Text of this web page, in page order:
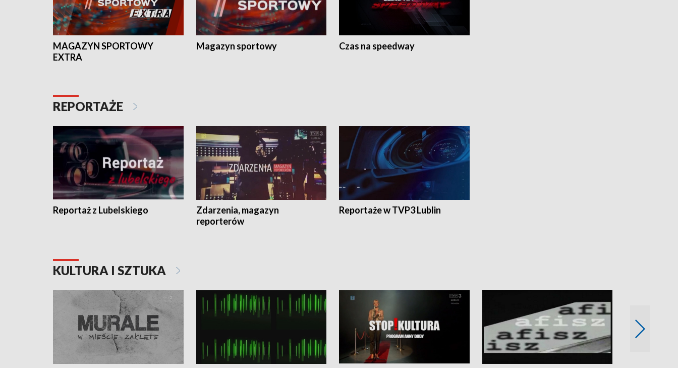
MAGAZYN SPORTOWY
EXTRA
Magazyn sportowy Czas na speedway
REPORTAŻE
Reportaż z Lubelskiego
Zdarzenia, magazyn
reporterów
Reportaże w TVP3 Lublin
KULTURA I SZTUKA